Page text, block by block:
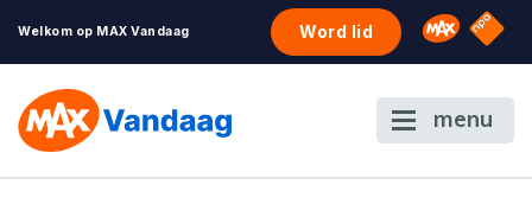
Welkom op MAX Vandaag Word lid Omroep
NPO
menu